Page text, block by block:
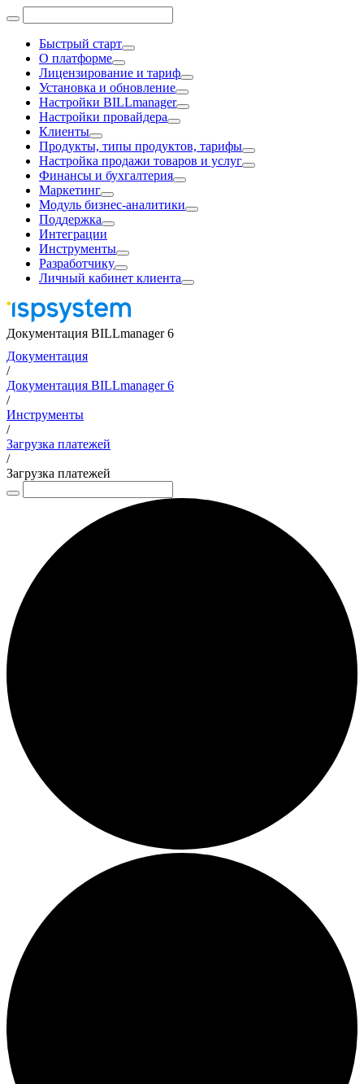
Быстрый старт
О платформе
Лицензирование и тариф
Установка и обновление
Настройки BILLmanager
Настройки провайдера
Клиенты
Продукты, типы продуктов, тарифы
Настройка продажи товаров и услуг
Финансы и бухгалтерия
Маркетинг
Модуль бизнес-аналитики
Поддержка
Интеграции
Инструменты
Разработчику
Личный кабинет клиента
Документация BILLmanager 6
Документация
/
Документация BILLmanager 6
/
Инструменты
/
Загрузка платежей
/
Загрузка платежей